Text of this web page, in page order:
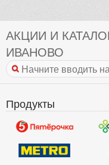
АКЦИИ И
ИВАНОВО
Продукты